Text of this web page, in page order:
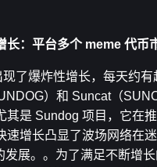
：平台多个 meme 代币
了爆炸性增长，每天约
）和 Suncat（
其是 Sundog 项目，它在
速增长凸显了波场网络在
展。。为了满足不断增